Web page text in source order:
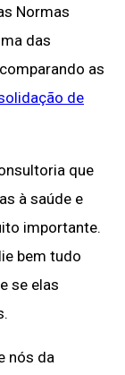
Normas
das
as
de
que
à saúde e
importante.
bem tudo
se elas
nós da